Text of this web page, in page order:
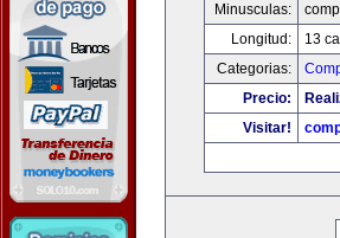
Minusculas:
Longitud:
13
Categorias:
Precio:
Visitar!